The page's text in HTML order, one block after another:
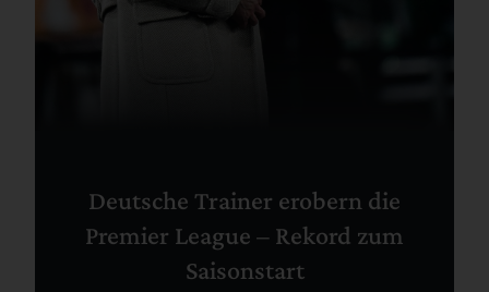
Deutsche Trainer erobern die
Premier League – Rekord zum
Saisonstart